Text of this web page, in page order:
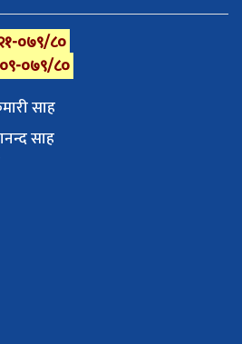
०७९/८०
०७९/८०
साह
साह